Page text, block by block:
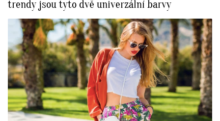
trendy jsou tyto dvě univerzální barvy